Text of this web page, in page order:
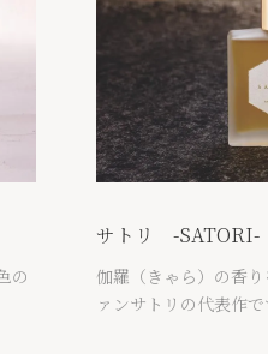
の
サトリ -SATORI-
伽羅（きゃら）の香
ァンサトリの代表作で